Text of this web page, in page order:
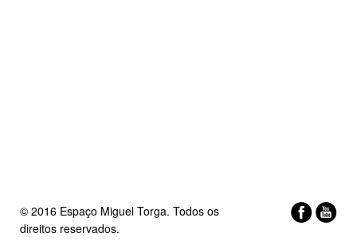
© 2016 Espaço Miguel Torga. Todos os
direitos reservados.